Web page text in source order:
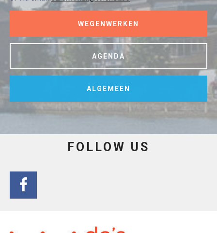
WEGENWERKEN
AGENDA
ALGEMEEN
FOLLOW US